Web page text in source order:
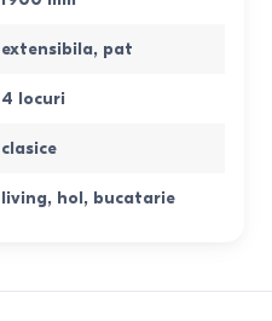
extensibila, pat
4 locuri
clasice
living, hol, bucatarie